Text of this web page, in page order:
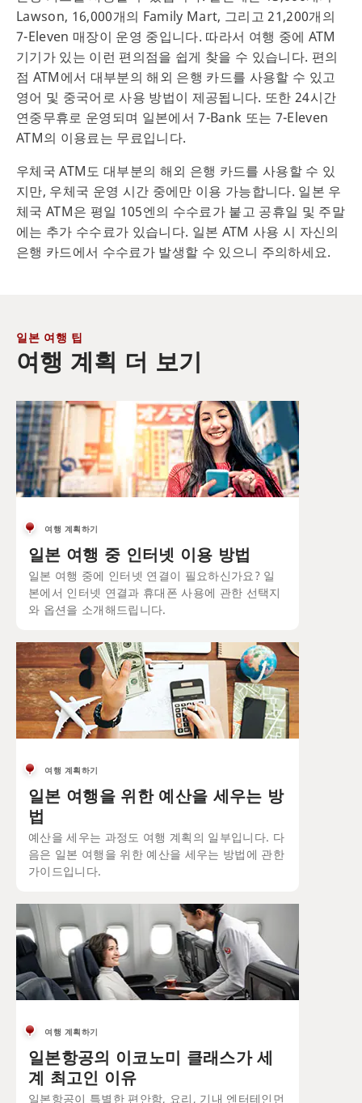
Lawson, 16,000개의 Family Mart, 그리고 21,200개의
7-Eleven 매장이 운영 중입니다. 따라서 여행 중에 ATM
기기가 있는 이런 편의점을 쉽게 찾을 수 있습니다. 편의
점 ATM에서 대부분의 해외 은행 카드를 사용할 수 있고
영어 및 중국어로 사용 방법이 제공됩니다. 또한 24시간
연중무휴로 운영되며 일본에서 7-Bank 또는 7-Eleven
ATM의 이용료는 무료입니다.
우체국 ATM도 대부분의 해외 은행 카드를 사용할 수 있
지만, 우체국 운영 시간 중에만 이용 가능합니다. 일본 우
체국 ATM은 평일 105엔의 수수료가 붙고 공휴일 및 주말
에는 추가 수수료가 있습니다. 일본 ATM 사용 시 자신의
은행 카드에서 수수료가 발생할 수 있으니 주의하세요.
일본 여행 팁
여행 계획 더 보기
여행 계획하기
일본 여행 중 인터넷 이용 방법
일본 여행 중에 인터넷 연결이 필요하신가요? 일
본에서 인터넷 연결과 휴대폰 사용에 관한 선택지
와 옵션을 소개해드립니다.
여행 계획하기
일본 여행을 위한 예산을 세우는 방
법
예산을 세우는 과정도 여행 계획의 일부입니다. 다
음은 일본 여행을 위한 예산을 세우는 방법에 관한
가이드입니다.
여행 계획하기
일본항공의 이코노미 클래스가 세
계 최고인 이유
일본항공이 특별한 편안함, 요리, 기내 엔터테인먼